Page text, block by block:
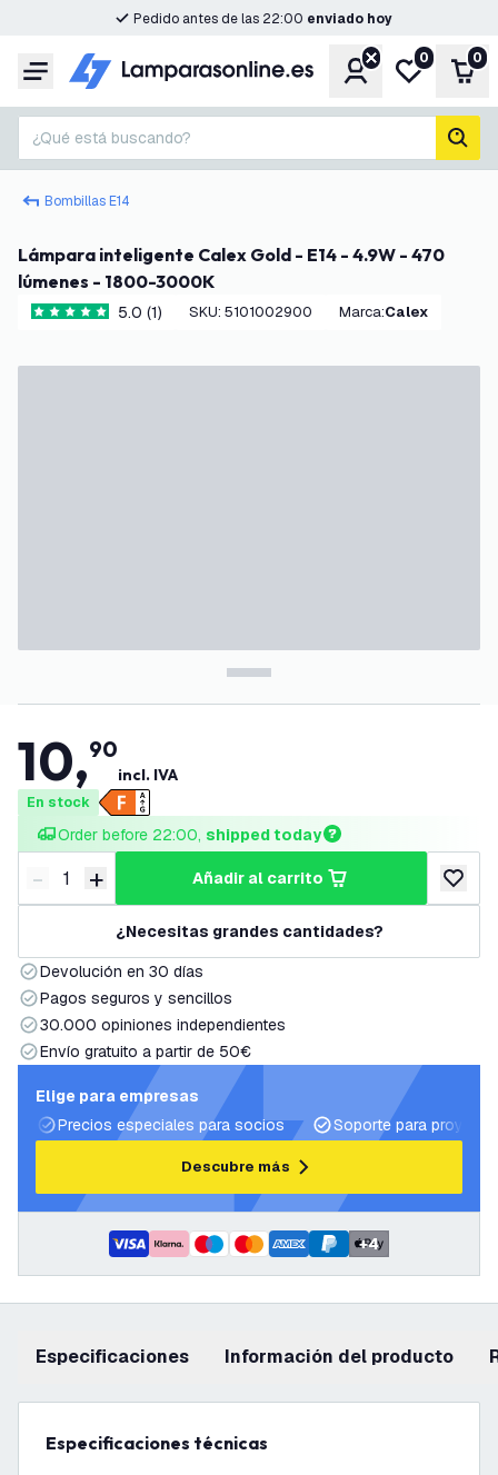
Pedido antes de las 22:00 enviado hoy
Menú CuentaMi lista de
0 0
¿Qué está buscando?
Bombillas E14
Lámpara inteligente Calex Gold - E14 - 4.9W - 470
lúmenes - 1800-3000K
5 estrellas de puntuación
5.0 (1) SKU: 5101002900 Marca: Calex
10,90
incl. IVA
En stock
Order before 22:00, shipped today
Disminuir cantidad
- Aumentar cantidad
+ añadir al carrito
añadir
¿Necesitas grandes cantidades?
Devolución en 30 días
Pagos seguros y sencillos
30.000 opiniones independientes
Envío gratuito a partir de 50€
Elige para empresas
Precios especiales para socios
Soporte para
Descubre más
+4
Especificaciones información del producto
Especificaciones técnicas